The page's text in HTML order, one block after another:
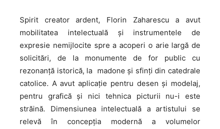
Spirit creator ardent, Florin Zaharescu a avut
mobilitatea intelectuală și instrumentele de
expresie nemijlocite spre a acoperi o arie largă de
solicitări, de la monumente de for public cu
rezonanță istorică, la madone și sfinți din catedrale
catolice. A avut aplicație pentru desen și modelaj,
pentru grafică și nici tehnica picturii nu-i este
străină. Dimensiunea intelectuală a artistului se
relevă în concepția modernă a volumelor